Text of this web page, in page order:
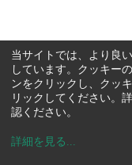
当サイトでは、より良
しています。クッキー
ンをクリックし、クッ
リックしてください。
認ください。
詳細を見る ...